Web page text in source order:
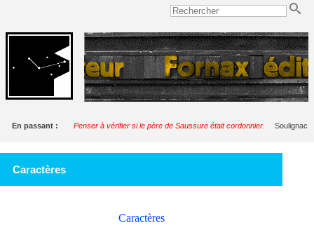
En passant : Penser à vérifier si le père de Saussure était cordonnier. Soulignac
Caractères
Caractères